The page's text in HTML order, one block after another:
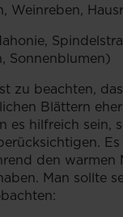
Weinreben,
Sonnenblumen)
zu beachten,
Blättern
es hilfreich sein,
den warmen
Man sollte